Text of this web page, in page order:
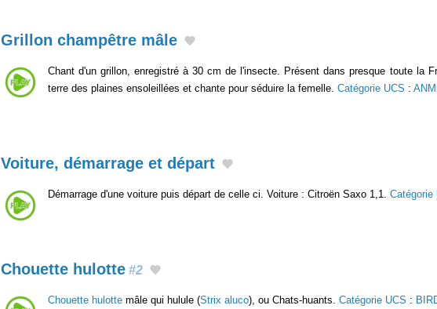
Grillon champêtre mâle
Chant d'un grillon, enregistré à 30 cm de l'insecte. Présent dans presque toute la
terre des plaines ensoleillées et chante pour séduire la femelle. Catégorie UCS :
Voiture, démarrage et départ
Démarrage d'une voiture puis départ de celle ci. Voiture : Citroën Saxo 1,1. Catégorie
Chouette hulotte #2
Chouette hulotte mâle qui hulule (Strix aluco), ou Chats-huants. Catégorie UCS :